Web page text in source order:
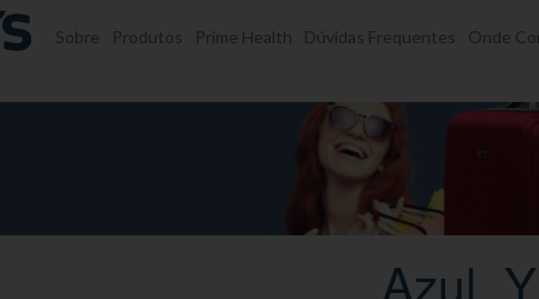
Sobre Produtos Prime Health Dúvidas Frequentes Onde